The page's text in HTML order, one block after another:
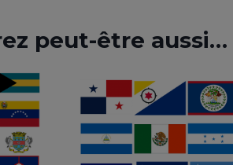
peut-être aussi…